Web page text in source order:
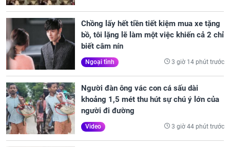
Chồng lấy hết tiền tiết kiệm mua xe tặng
bồ, tôi lặng lẽ làm một việc khiến cả 2 chỉ
biết câm nín
Ngoại tình 3 giờ 14 phút trước
Người đàn ông vác con cá sấu dài
khoảng 1,5 mét thu hút sự chú ý lớn của
người đi đường
Video 3 giờ 44 phút trước